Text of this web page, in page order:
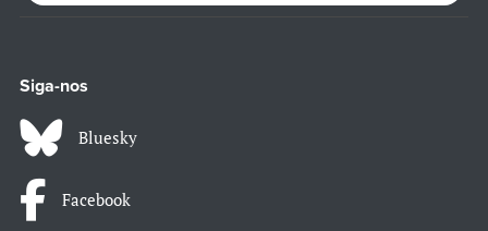
Siga-nos
Bluesky
Facebook